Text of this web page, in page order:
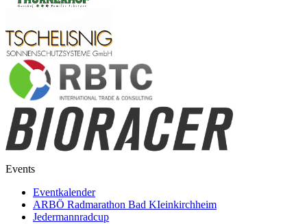
Events
Eventkalender
ARBÖ Radmarathon Bad KIeinkirchheim
Jedermannradcup